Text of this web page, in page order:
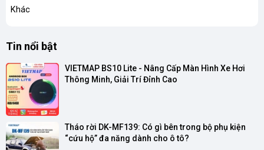
Khác
Tin nổi bật
VIETMAP BS10 Lite - Nâng Cấp Màn Hình Xe Hơi
Thông Minh, Giải Trí Đỉnh Cao
Tháo rời DK-MF139: Có gì bên trong bộ phụ kiện
“cứu hộ” đa năng dành cho ô tô?